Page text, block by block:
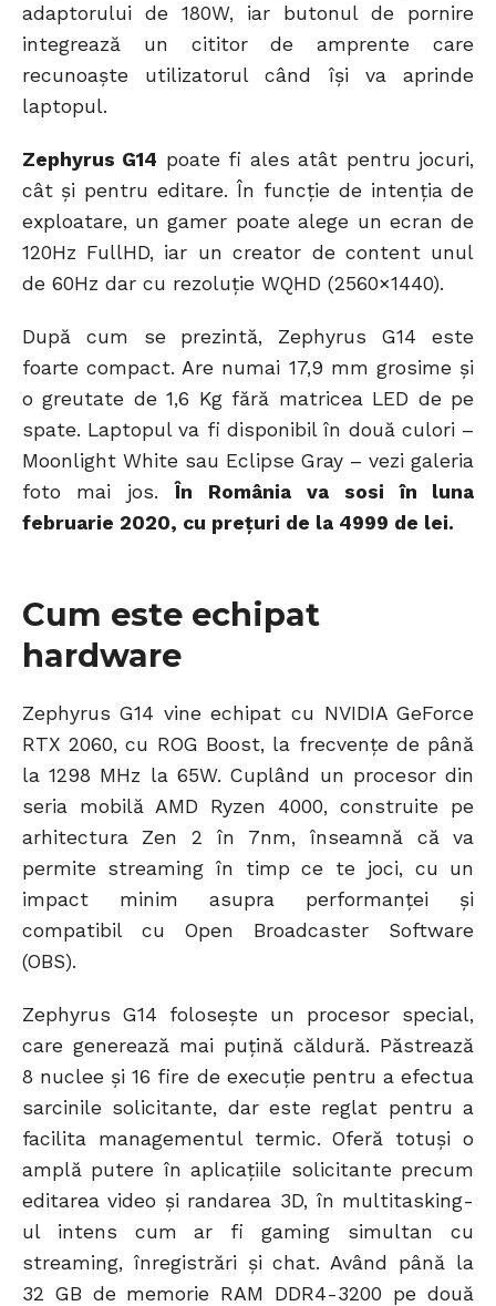
adaptorului de 180W, iar butonul de pornire
integrează un cititor de amprente care
recunoaște utilizatorul când își va aprinde
laptopul.
Zephyrus G14 poate fi ales atât pentru jocuri,
cât și pentru editare. În funcție de intenția de
exploatare, un gamer poate alege un ecran de
120Hz FullHD, iar un creator de content unul
de 60Hz dar cu rezoluție WQHD (2560×1440).
După cum se prezintă, Zephyrus G14 este
foarte compact. Are numai 17,9 mm grosime și
o greutate de 1,6 Kg fără matricea LED de pe
spate. Laptopul va fi disponibil în două culori –
Moonlight White sau Eclipse Gray – vezi galeria
foto mai jos.În România va sosi în luna
februarie 2020, cu prețuri de la 4999 de lei.
Cum este echipat
hardware
Zephyrus G14 vine echipat cu NVIDIA GeForce
RTX 2060, cu ROG Boost, la frecvențe de până
la 1298 MHz la 65W. Cuplând un procesor din
seria mobilă AMD Ryzen 4000, construite pe
arhitectura Zen 2 în 7nm, înseamnă că va
permite streaming în timp ce te joci, cu un
impact minim asupra performanței și
compatibil cu Open Broadcaster Software
(OBS).
Zephyrus G14 folosește un procesor special,
care generează mai puțină căldură. Păstrează
8 nuclee și 16 fire de execuție pentru a efectua
sarcinile solicitante, dar este reglat pentru a
facilita managementul termic. Oferă totuși o
amplă putere în aplicațiile solicitante precum
editarea video și randarea 3D, în multitasking-
ul intens cum ar fi gaming simultan cu
streaming, înregistrări și chat. Având până la
32 GB de memorie RAM DDR4-3200 pe două